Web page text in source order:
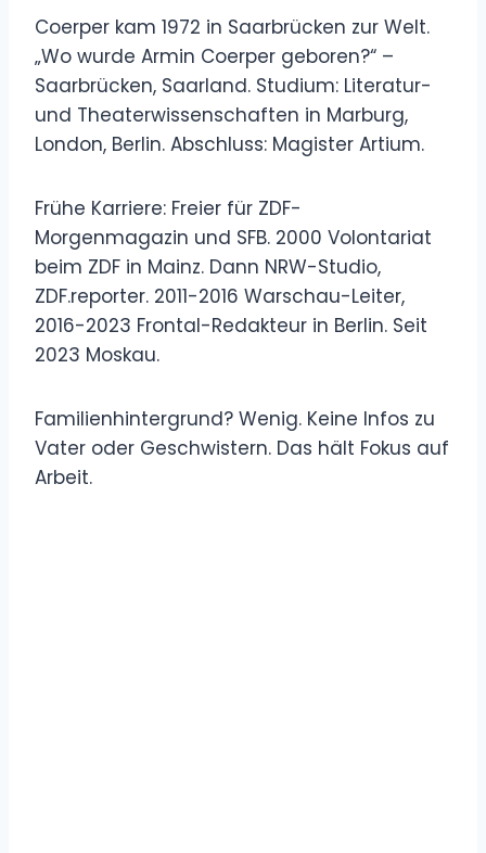
Coerper kam 1972 in Saarbrücken zur Welt.
„Wo wurde Armin Coerper geboren?“ –
Saarbrücken, Saarland. Studium: Literatur-
und Theaterwissenschaften in Marburg,
London, Berlin. Abschluss: Magister Artium.
Frühe Karriere: Freier für ZDF-
Morgenmagazin und SFB. 2000 Volontariat
beim ZDF in Mainz. Dann NRW-Studio,
ZDF.reporter. 2011-2016 Warschau-Leiter,
2016-2023 Frontal-Redakteur in Berlin. Seit
2023 Moskau.
Familienhintergrund? Wenig. Keine Infos zu
Vater oder Geschwistern. Das hält Fokus auf
Arbeit.